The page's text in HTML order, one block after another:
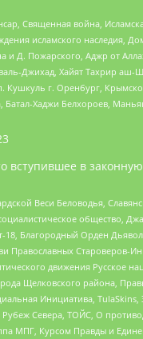
Священная война,
исламского наследия,
Д. Пожарского, Аджр от
Джихад, Хайят Тахрир
Кушкуль г. Оренбург,
Хаджи Белхороев,
в
Веси Беловодья,
общество,
Благородный Орден
Православных
движения Русское
Щелковского района,
Инициатива,
Севера, ТОЙС, О
МПГ, Курсом Правды и